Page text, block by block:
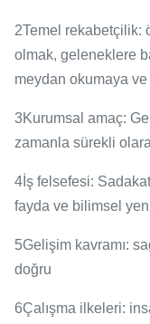
2Temel rekabetçilik:
olmak, geleneklere
meydan okumaya
3Kurumsal amaç:
zamanla sürekli
4İş felsefesi:
fayda ve bilimsel
5Gelişim kavramı:
doğru
6Çalışma ilkeleri: